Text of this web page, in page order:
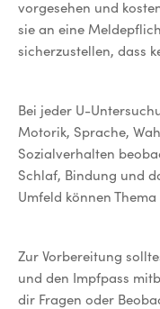
vorgesehen und
sie an eine
sicherzustellen, dass
Bei jeder U-
Motorik, Sprache,
Sozialverhalten
Schlaf, Bindung und
Umfeld können Thema
Zur Vorbereitung
und den Impfpass
dir Fragen oder